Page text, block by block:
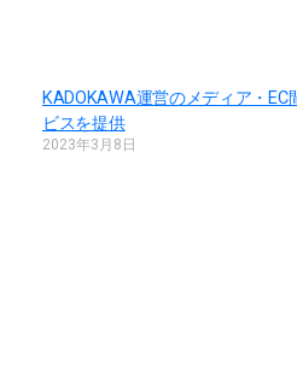
KADOKAWA運営のメディア・
ビスを提供
2023年3月8日